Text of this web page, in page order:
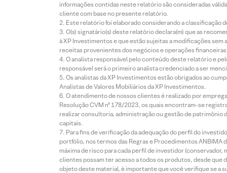
informações contidas neste relatório são consideradas
cliente com base no presente relatório.
Este relatório foi elaborado considerando a classificação
O(s) signatário(s) deste relatório declara(m) que as
à XP Investimentos e que estão sujeitas a modificações
receitas provenientes dos negócios e operações
O analista responsável pelo conteúdo deste relatório e
responsável será o primeiro analista credenciado a ser
Os analistas da XP Investimentos estão obrigados ao
Analistas de Valores Mobiliários da XP Investimentos.
O atendimento de nossos clientes é realizado por
Resolução CVM nº 178/2023, os quais encontram-se
realizar consultoria, administração ou gestão de patrimônio
capitais.
Para fins de verificação da adequação do perfil do
portfólio, nos termos das Regras e Procedimentos
máxima de risco para cada perfil de investidor
clientes possam ter acesso a todos os produtos, desde que
objeto deste material, é importante que você verifique se a